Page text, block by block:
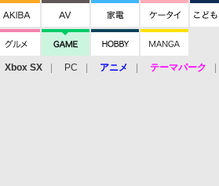
Xbox SX PC アニメ テーマパーク